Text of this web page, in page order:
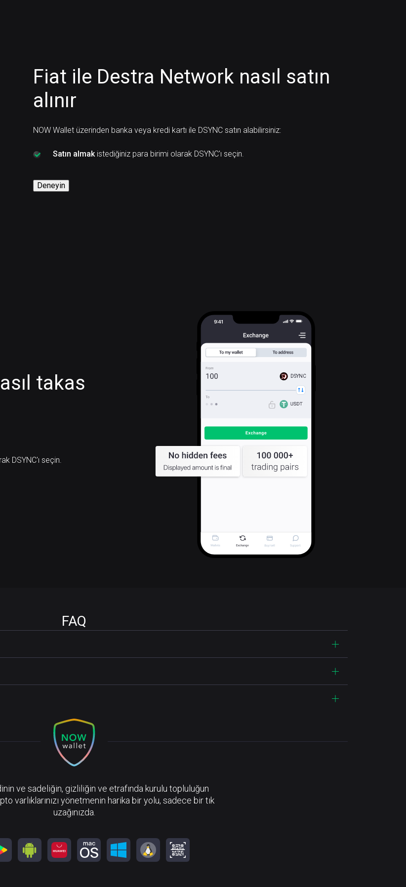
Fiat ile Destra Network nasıl satın
alınır
NOW Wallet üzerinden banka veya kredi kartı ile DSYNC satın alabilirsiniz:
Satın almakistediğiniz para birimi olarak DSYNC'ı seçin.
Deneyin
DSYNC
takas
DSYNC'ı seçin.
FAQ
ve sadeliğin, gizliliğin ve etrafında kurulu topluluğun
varlıklarınızı yönetmenin harika bir yolu, sadece bir tık
uzağınızda.